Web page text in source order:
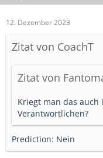
12. Dezember 2023
Zitat von CoachT
Zitat von
Kriegt man das
Verantwortlichen?
Prediction: Nein